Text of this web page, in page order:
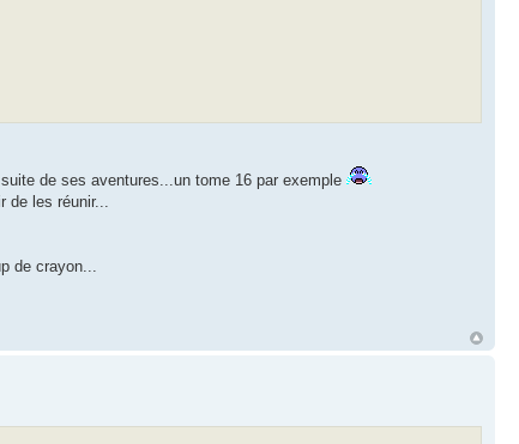
de ses aventures...un tome 16 par exemple
de les réunir...
de crayon...